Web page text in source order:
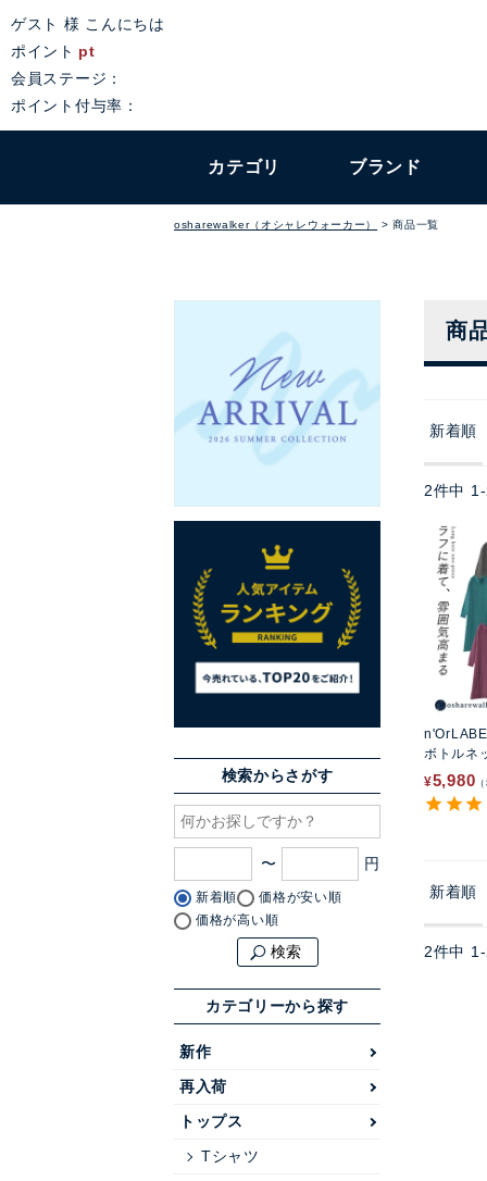
ゲスト 様 こんにちは
ポイント pt
会員ステージ：
ポイント付与率：
カテゴリ ブランド
osharewalker（オシャレウォーカー） 商品一覧
検索からさがす
〜
新着順
価格が安い順
価格が高い順
検索
カテゴリーから探す
新作
再入荷
トップス
Tシャツ
商
新着順
2件中 1 -
ボトルネ
ス
¥5,980
新着順
2件中 1 -